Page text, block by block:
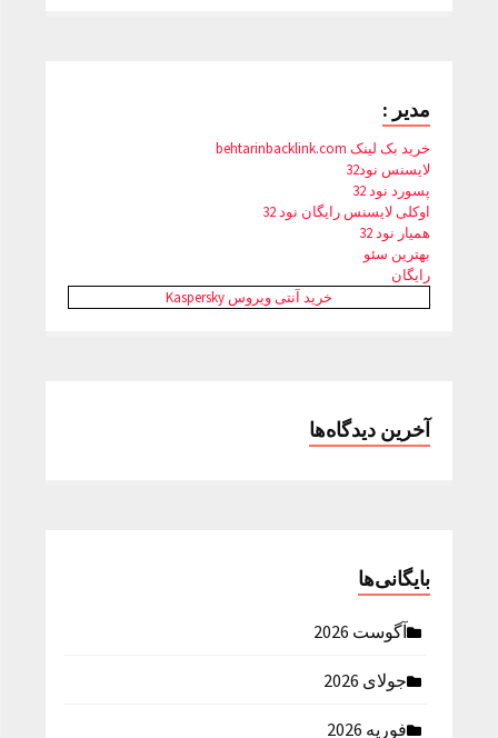
مدیر :
خرید بک لینک behtarinbacklink.com
لایسنس نود32
پسورد نود 32
اوکلی لایسنس رایگان نود 32
همیار نود 32
بهترین سئو
رایگان
خرید آنتی ویروس Kaspersky
آخرین دیدگاه‌ها
بایگانی‌ها
آگوست 2026
جولای 2026
فوریه 2026